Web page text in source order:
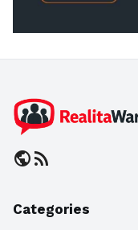
publicrss_feed
Categories